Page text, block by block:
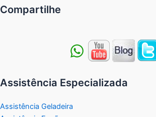
Compartilhe
Assistência Especializada
Assistência Geladeira